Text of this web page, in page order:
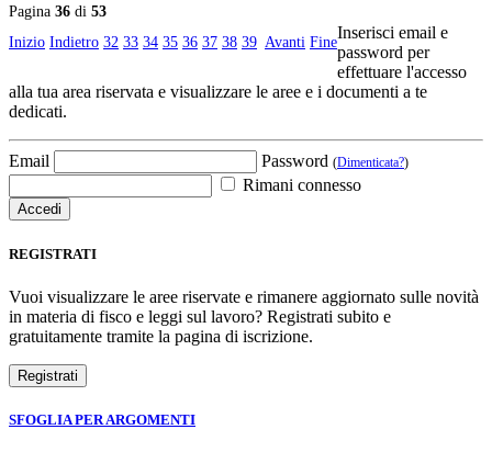
Pagina 36 di 53
Inizio Indietro 32 33 34 35 36 37 38 39 Avanti Fine
Inserisci email e
password per
effettuare l'accesso
alla tua area riservata e visualizzare le aree e i documenti a te
dedicati.
Email Password (Dimenticata?)
Rimani connesso
REGISTRATI
Vuoi visualizzare le aree riservate e rimanere aggiornato sulle novità
in materia di fisco e leggi sul lavoro? Registrati subito e
gratuitamente tramite la pagina di iscrizione.
SFOGLIA PER ARGOMENTI